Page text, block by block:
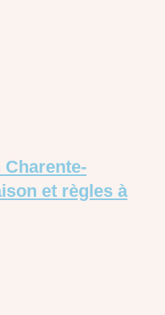
Charente-
et règles à